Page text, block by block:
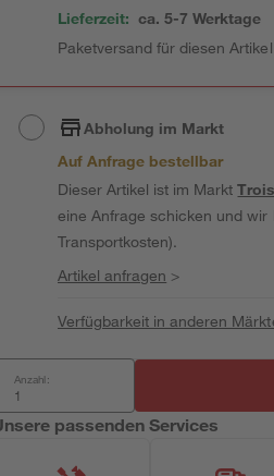
Lieferzeit: ca. 5-7 Werktage
Paketversand für diesen Artikel
Abholung im Markt
Auf Anfrage bestellbar
Dieser Artikel ist im Markt
eine Anfrage schicken und wir
Transportkosten).
Artikel anfragen >
Verfügbarkeit in anderen
Anzahl:
passenden Services